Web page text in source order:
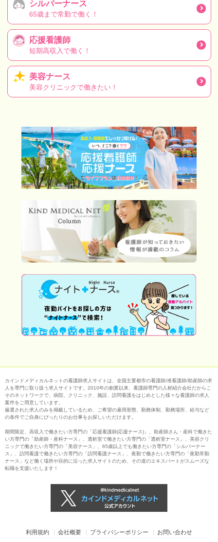
シルバーナース
65歳まで常勤で働く！
応援看護師
短期高収入で働く！
美容ナース
美容クリニックで働きたい！
カインドメディカルネットの看護師求人サイトは、全国主要都市の看護師/准看護師/助産師の求
人を専門に取り扱う求人サイトです。2010年の創業以来、看護師専門の人材紹介会社だからこ
そのネットワークで、病院、クリニック、施設、訪問看護をはじめとした様々な看護師の求人
案件をご用意しています。
厳選された求人のみを掲載しているため、ご希望の雇用形態、勤務体制、勤務場所、給与など
の条件でご自身にぴったりのお仕事をお探しいただけます。
期間限定、高収入で働きたい方専門の「応援看護師(応援ナース)」、助産師さん・産科で働きた
い方専門の「助産師・産科ナース」、透析室で働きたい方専門の「透析室ナース」、美容クリ
ニックで働きたい方専門の「美容ナース」、65歳以上でも働きたい方専門の「シルバーナー
ス」、訪問看護で働きたい方専門の「訪問看護ナース」、夜勤で働きたい方専門の「夜勤常勤
ナース」など働く場所や目的に沿った求人サイトのため、その道のエキスパートがスムーズな
転職を支援いたします！
利用規約 会社概要 プライバシーポリシー お問い合わせ